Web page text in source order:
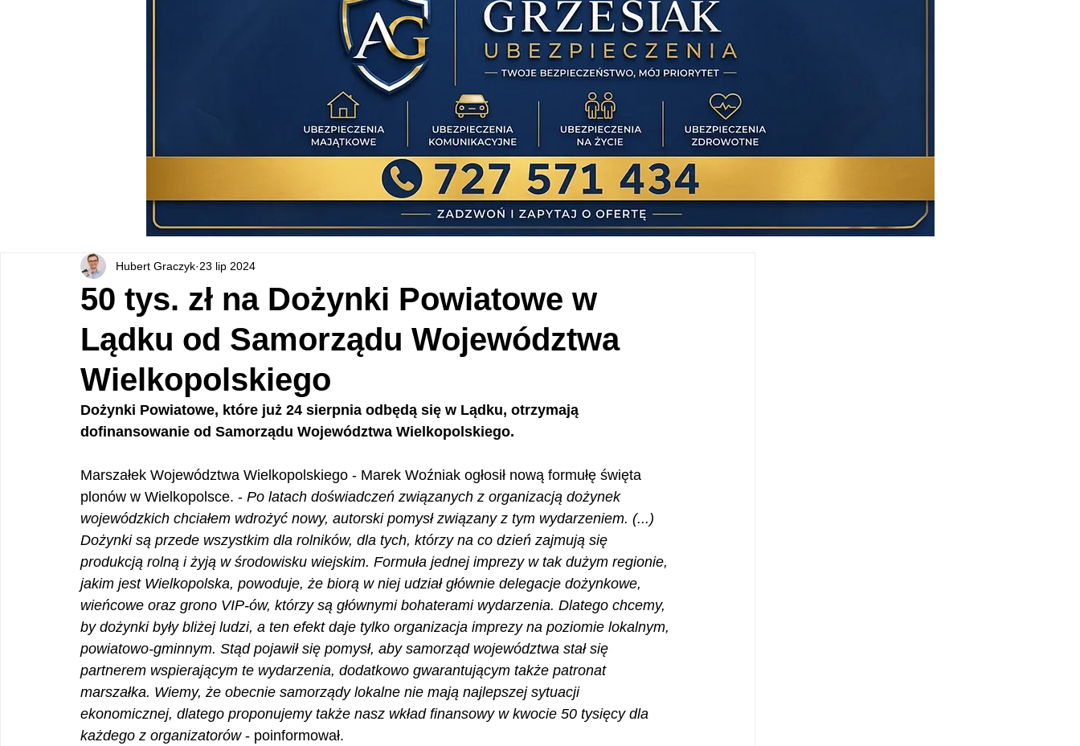
50 tys. zł na Dożynki Powiatowe w
Lądku od Samorządu Województwa
Wielkopolskiego
Hubert Graczyk 23 lip 2024
Dożynki Powiatowe, które już 24 sierpnia odbędą się w Lądku, otrzymają
dofinansowanie od Samorządu Województwa Wielkopolskiego.
Marszałek Województwa Wielkopolskiego - Marek Woźniak ogłosił nową formułę święta
plonów w Wielkopolsce. - Po latach doświadczeń związanych z organizacją dożynek
wojewódzkich chciałem wdrożyć nowy, autorski pomysł związany z tym wydarzeniem. (...)
Dożynki są przede wszystkim dla rolników, dla tych, którzy na co dzień zajmują się
produkcją rolną i żyją w środowisku wiejskim. Formuła jednej imprezy w tak dużym regionie,
jakim jest Wielkopolska, powoduje, że biorą w niej udział głównie delegacje dożynkowe,
wieńcowe oraz grono VIP-ów, którzy są głównymi bohaterami wydarzenia. Dlatego chcemy,
by dożynki były bliżej ludzi, a ten efekt daje tylko organizacja imprezy na poziomie lokalnym,
powiatowo-gminnym. Stąd pojawił się pomysł, aby samorząd województwa stał się
partnerem wspierającym te wydarzenia, dodatkowo gwarantującym także patronat
marszałka. Wiemy, że obecnie samorządy lokalne nie mają najlepszej sytuacji
ekonomicznej, dlatego proponujemy także nasz wkład finansowy w kwocie 50 tysięcy dla
każdego z organizatorów - poinformował.